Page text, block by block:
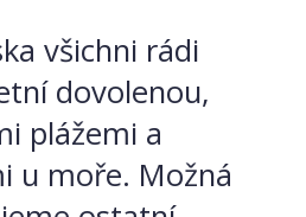
všichni rádi
dovolenou,
plážemi a
u moře. Možná